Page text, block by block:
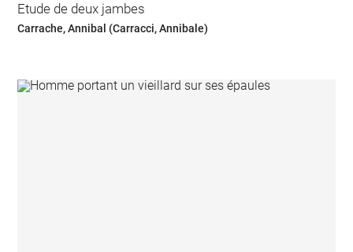
Etude de deux jambes
Carrache, Annibal (Carracci, Annibale)